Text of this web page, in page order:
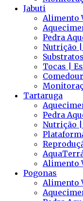
Jabuti
Alimento
Pedra
Nutrição
Substratos
Tocas |
Tartaruga
Pedra
Nutrição
Alimento
Pogonas
Alimento